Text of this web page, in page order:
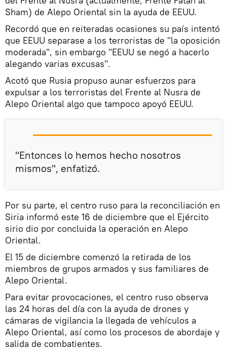
Sham) de Alepo Oriental sin la ayuda de EEUU.
Recordó que en reiteradas ocasiones su país intentó
que EEUU separase a los terroristas de "la oposición
moderada", sin embargo "EEUU se negó a hacerlo
alegando varias excusas".
Acotó que Rusia propuso aunar esfuerzos para
expulsar a los terroristas del Frente al Nusra de
Alepo Oriental algo que tampoco apoyó EEUU.
"Entonces lo hemos hecho nosotros
mismos", enfatizó.
Por su parte, el centro ruso para la reconciliación en
Siria informó este 16 de diciembre que el Ejército
sirio dio por concluida la operación en Alepo
Oriental.
El 15 de diciembre comenzó la retirada de los
miembros de grupos armados y sus familiares de
Alepo Oriental.
Para evitar provocaciones, el centro ruso observa
las 24 horas del día con la ayuda de drones y
cámaras de vigilancia la llegada de vehículos a
Alepo Oriental, así como los procesos de abordaje y
salida de combatientes.